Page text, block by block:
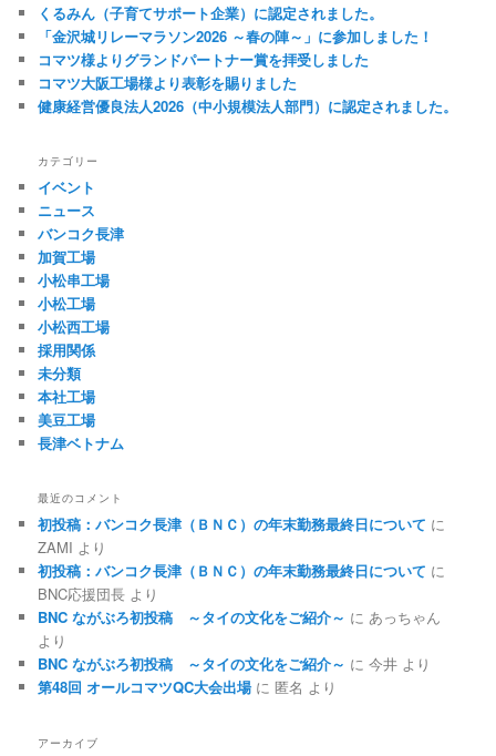
くるみん（子育てサポート企業）に認定されました。
「金沢城リレーマラソン2026 ～春の陣～」に参加しました！
コマツ様よりグランドパートナー賞を拝受しました
コマツ大阪工場様より表彰を賜りました
健康経営優良法人2026（中小規模法人部門）に認定されました。
カテゴリー
イベント
ニュース
バンコク長津
加賀工場
小松串工場
小松工場
小松西工場
採用関係
未分類
本社工場
美豆工場
長津ベトナム
最近のコメント
初投稿：バンコク長津（ＢＮＣ）の年末勤務最終日について に
ZAMI より
初投稿：バンコク長津（ＢＮＣ）の年末勤務最終日について に
BNC応援団長 より
BNC ながぶろ初投稿 ～タイの文化をご紹介～ にあっちゃん
より
BNC ながぶろ初投稿 ～タイの文化をご紹介～ に今井 より
第48回 オールコマツQC大会出場に匿名 より
アーカイブ